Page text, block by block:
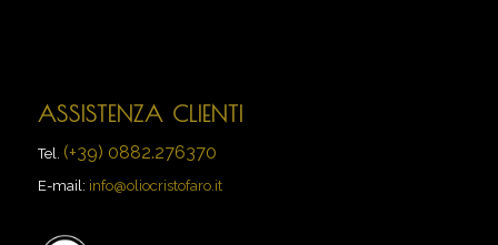
ASSISTENZA CLIENTI
Tel. (+39) 0882.276370
E-mail: info@oliocristofaro.it